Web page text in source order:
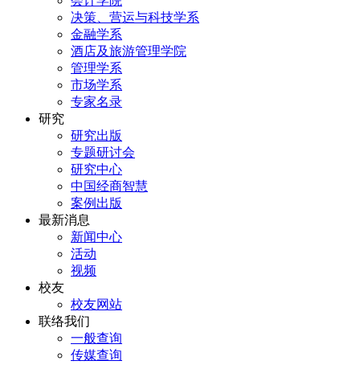
决策、营运与科技学系
金融学系
酒店及旅游管理学院
管理学系
市场学系
专家名录
研究
研究出版
专题研讨会
研究中心
中国经商智慧
案例出版
最新消息
新闻中心
活动
视频
校友
校友网站
联络我们
一般查询
传媒查询